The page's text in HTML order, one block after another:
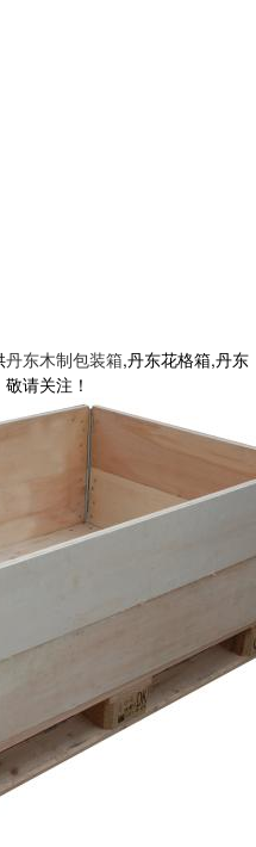
丹东木制包装箱,丹东花格箱,丹东
请关注！